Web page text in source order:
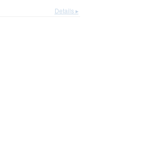
Details ▸